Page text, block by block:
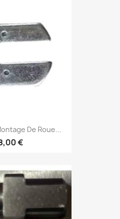
De Roue...
€